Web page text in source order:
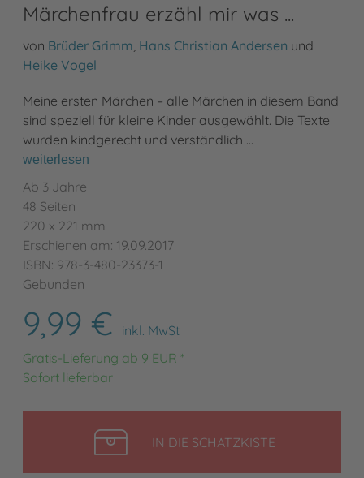
Märchenfrau erzähl mir was ...
von Brüder Grimm Hans Christian Andersen und
Heike Vogel
Meine ersten Märchen – alle Märchen in diesem Band
sind speziell für kleine Kinder ausgewählt. Die Texte
wurden kindgerecht und verständlich …
weiterlesen
Ab 3 Jahre
48 Seiten
220 x 221 mm
Erschienen am: 19.09.2017
ISBN: 978-3-480-23373-1
Gebunden
9,99 €
inkl. MwSt
Gratis-Lieferung ab 9 EUR *
Sofort lieferbar
IN DIE SCHATZKISTELEGEN